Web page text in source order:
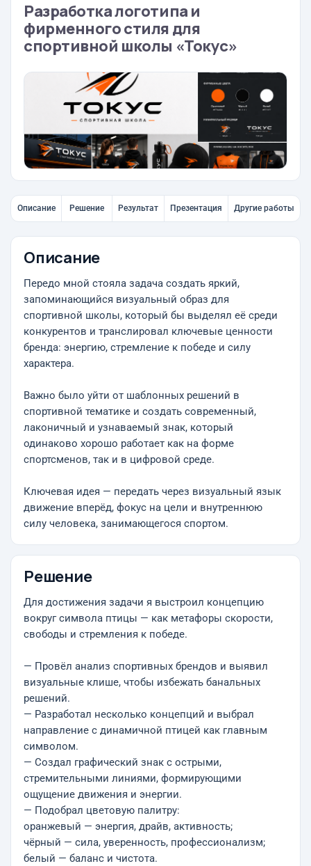
Разработка логотипа и
фирменного стиля для
спортивной школы «Токус»
Описание Решение Результат Презентация Другие работы
Описание
Передо мной стояла задача создать яркий,
запоминающийся визуальный образ для
спортивной школы, который бы выделял её среди
конкурентов и транслировал ключевые ценности
бренда: энергию, стремление к победе и силу
характера.
Важно было уйти от шаблонных решений в
спортивной тематике и создать современный,
лаконичный и узнаваемый знак, который
одинаково хорошо работает как на форме
спортсменов, так и в цифровой среде.
Ключевая идея — передать через визуальный язык
движение вперёд, фокус на цели и внутреннюю
силу человека, занимающегося спортом.
Решение
Для достижения задачи я выстроил концепцию
вокруг символа птицы — как метафоры скорости,
свободы и стремления к победе.
— Провёл анализ спортивных брендов и выявил
визуальные клише, чтобы избежать банальных
решений.
— Разработал несколько концепций и выбрал
направление с динамичной птицей как главным
символом.
— Создал графический знак с острыми,
стремительными линиями, формирующими
ощущение движения и энергии.
— Подобрал цветовую палитру:
оранжевый — энергия, драйв, активность;
чёрный — сила, уверенность, профессионализм;
белый — баланс и чистота.